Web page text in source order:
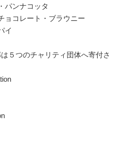
パンナコッタ
ョコレート・ブラウニー
イ
５つのチャリティ団体へ寄付さ